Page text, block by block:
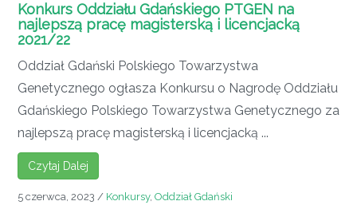
Konkurs Oddziału Gdańskiego PTGEN na
najlepszą pracę magisterską i licencjacką
2021/22
Oddział Gdański Polskiego Towarzystwa
Genetycznego ogłasza Konkursu o Nagrodę Oddziału
Gdańskiego Polskiego Towarzystwa Genetycznego za
najlepszą pracę magisterską i licencjacką ...
Czytaj Dalej
5 czerwca, 2023 / Konkursy, Oddział Gdański